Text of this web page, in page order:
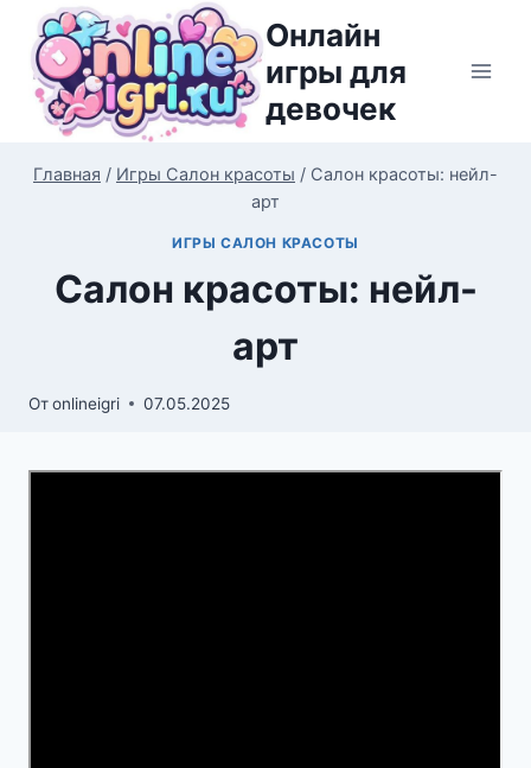
Перейти
содержимому
Онлайн
игры для
девочек
Главная / Игры Салон красоты / Салон красоты: нейл-
арт
ИГРЫ САЛОН КРАСОТЫ
Салон красоты: нейл-
арт
Отonlineigri 07.05.2025